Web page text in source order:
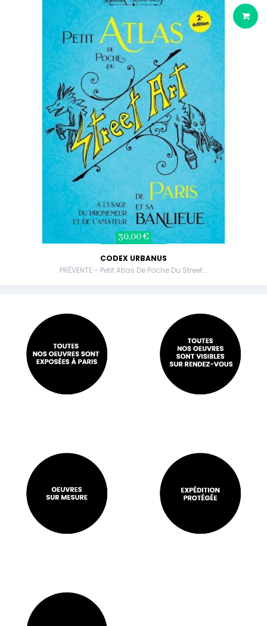
30,00 €
CODEX URBANUS
PRÉVENTE - Petit Atlas De Poche Du Street...